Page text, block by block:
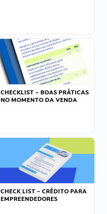
CHECKLIST – BOAS PRÁTICAS
NO MOMENTO DA VENDA
CHECK LIST – CRÉDITO PARA
EMPREENDEDORES